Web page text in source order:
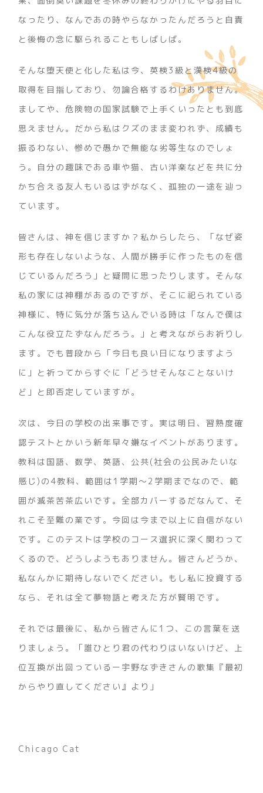
なったり、なんであの時やらなかったんだろうと自責
と後悔の念に駆られることもしばしば。
そんな堕天使と化した私は今、英検3級と漢検4級の
取得を目指しており、勿論合格するわけありません。
ましてや、危険物の国家試験で上手くいったとも到底
思えません。だから私はクズのまま変われず、成績も
振るわない、惨めで愚かで無能な劣等生なのでしょ
う。自分の趣味である車や猫、古い洋楽などを共に分
かち合える友人もいるはずがなく、孤独の一途を辿っ
ています。
皆さんは、神を信じますか？私からしたら、「なぜ姿
形も存在しないような、人間が勝手に作ったものを信
じているんだろう」と疑問に思ったりします。そんな
私の家には神棚があるのですが、そこに祀られている
神様に、特に気分が落ち込んでいる時は「なんで僕は
こんな役立たずなんだろう。」と考えながらお祈りし
ます。でも普段から「今日も良い日になりますよう
に」と祈ってからすぐに「どうせそんなことないけ
ど」と即否定していますが。
次は、今日の学校の出来事です。実は明日、習熟度確
認テストとかいう新年早々嫌なイベントがあります。
教科は国語、数学、英語、公共(社会の公民みたいな
感じ)の4教科、範囲は1学期～2学期までなので、範
囲が滅茶苦茶広いです。全部カバーするだなんて、そ
れこそ至難の業です。今回は今まで以上に自信がない
です。このテストは学校のコース選択に深く関わって
くるので、どうしようもありません。皆さんどうか、
私なんかに期待しないでください。もし私に投資する
なら、それは全て夢物語と考えた方が賢明です。
それでは最後に、私から皆さんに1つ、この言葉を送
りましょう。「誰ひとり君の代わりはいないけど、上
位互換が出回っているー宇野なずきさんの歌集『最初
からやり直してください』より」
Chicago Cat